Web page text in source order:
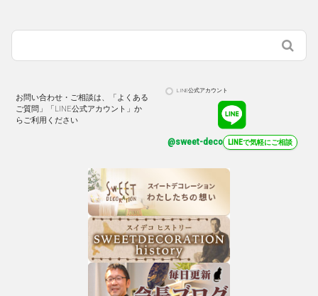
お問い合わせ・ご相談は、「よくある
ご質問」「LINE公式アカウント」か
らご利用ください
LINE公式アカウント
@sweet-deco LINEで気軽にご相談